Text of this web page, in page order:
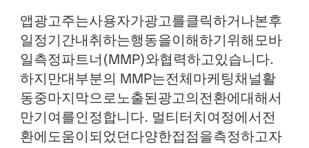
앱광고주는사용자가광고를클릭하거나본후
일정기간내취하는행동을이해하기위해모바
일측정파트너(MMP)와협력하고있습니다.
하지만대부분의 MMP는전체마케팅채널활
동중마지막으로노출된광고의전환에대해서
만기여를인정합니다. 멀티터치여정에서전
환에도움이되었던다양한접점을측정하고자